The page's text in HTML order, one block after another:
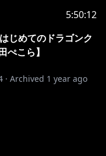
5:50:12
じめてのドラゴンク
こら】
· Archived 1 year ago